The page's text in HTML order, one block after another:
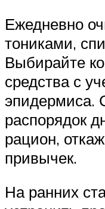
Ежедневно
тониками,
Выбирайте
средства с
эпидермиса.
распорядок
рацион,
привычек.
На ранних